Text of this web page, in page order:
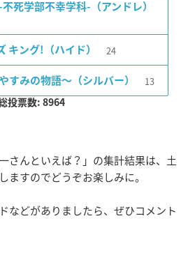
死学部不幸学科-（アンドレ）
キング!（ハイド） 24
すみの物語〜（シルバー） 13
投票数: 8964
さんといえば？」の集計結果は、土
ますのでどうぞお楽しみに。
などがありましたら、ぜひコメント